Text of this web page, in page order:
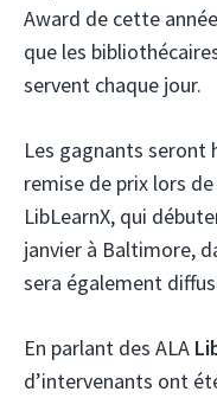
Award de cette
que les
servent chaque jour.
Les gagnants seront
remise de prix lors
LibLearnX, qui
janvier à Baltimore,
sera également
En parlant des ALA
d’intervenants ont